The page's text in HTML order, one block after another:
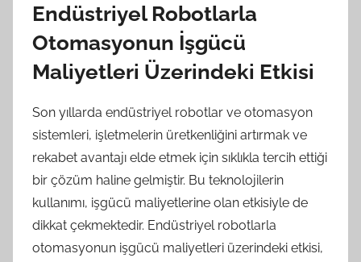
Endüstriyel Robotlarla
Otomasyonun İşgücü
Maliyetleri Üzerindeki Etkisi
Son yıllarda endüstriyel robotlar ve otomasyon
sistemleri, işletmelerin üretkenliğini artırmak ve
rekabet avantajı elde etmek için sıklıkla tercih ettiği
bir çözüm haline gelmiştir. Bu teknolojilerin
kullanımı, işgücü maliyetlerine olan etkisiyle de
dikkat çekmektedir. Endüstriyel robotlarla
otomasyonun işgücü maliyetleri üzerindeki etkisi,